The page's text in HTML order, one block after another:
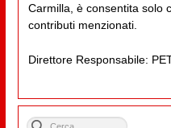
Carmilla, è consentita solo
contributi menzionati.
Direttore Responsabile: